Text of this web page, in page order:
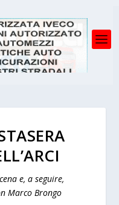
e, a seguire,
Marco Brongo